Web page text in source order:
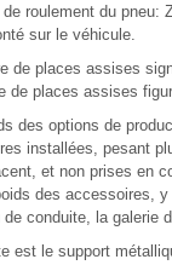
de roulement du pneu:
sur le véhicule.
de places assises
de places assises
des options de
installées, pesant
et non prises en
des accessoires,
de conduite, la galerie
est le support